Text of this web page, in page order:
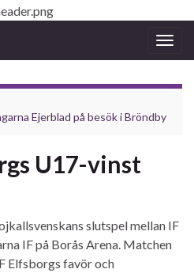
Slå
på/av
Ejerblad på besök i Bröndby
U17-vinst
slutspel mellan IF
IF på Borås Arena. Matchen
Elfsborgs favör och